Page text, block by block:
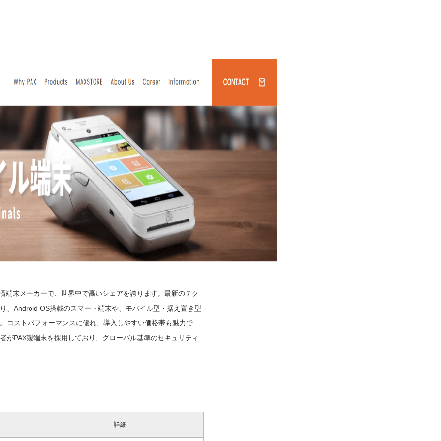
端末メーカーで、世界中で高いシェアを誇ります。最新のテク
、Android OS搭載のスマート端末や、モバイル型・据え置き型
コストパフォーマンスに優れ、導入しやすい価格帯も魅力で
がPAX製端末を採用しており、グローバル基準のセキュリティ
詳細